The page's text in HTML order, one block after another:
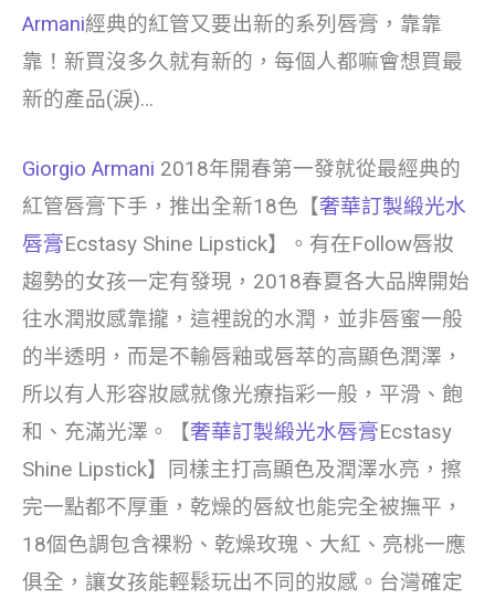
Armani經典的紅管又要出新的系列唇膏，靠靠
靠！新買沒多久就有新的，每個人都嘛會想買最
新的產品(淚)…
Giorgio Armani 2018年開春第一發就從最經典的
紅管唇膏下手，推出全新18色【奢華訂製緞光水
唇膏Ecstasy Shine Lipstick】。有在Follow唇妝
趨勢的女孩一定有發現，2018春夏各大品牌開始
往水潤妝感靠攏，這裡說的水潤，並非唇蜜一般
的半透明，而是不輸唇釉或唇萃的高顯色潤澤，
所以有人形容妝感就像光療指彩一般，平滑、飽
和、充滿光澤。【奢華訂製緞光水唇膏Ecstasy
Shine Lipstick】同樣主打高顯色及潤澤水亮，擦
完一點都不厚重，乾燥的唇紋也能完全被撫平，
18個色調包含裸粉、乾燥玫瑰、大紅、亮桃一應
俱全，讓女孩能輕鬆玩出不同的妝感。台灣確定